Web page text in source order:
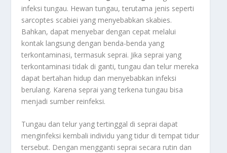
infeksi tungau. Hewan tungau, terutama jenis seperti
sarcoptes scabiei yang menyebabkan skabies.
Bahkan, dapat menyebar dengan cepat melalui
kontak langsung dengan benda-benda yang
terkontaminasi, termasuk seprai. Jika seprai yang
terkontaminasi tidak di ganti, tungau dan telur mereka
dapat bertahan hidup dan menyebabkan infeksi
berulang. Karena seprai yang terkena tungau bisa
menjadi sumber reinfeksi.
Tungau dan telur yang tertinggal di seprai dapat
menginfeksi kembali individu yang tidur di tempat tidur
tersebut. Dengan mengganti seprai secara rutin dan